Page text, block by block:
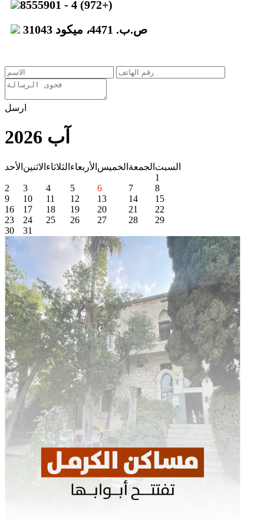
8555901 - 4 (972+)
ص.ب. 4471، ميكود 31043
ارسل
آب 2026
الأحد الاثنين الثلاثاء الأربعاء الخميس الجمعة السبت
1
2
3 4 5 6 7
8
9
10 11 12 13 14
15
16
17 18 19 20 21
22
23
24 25 26 27 28
29
30
31